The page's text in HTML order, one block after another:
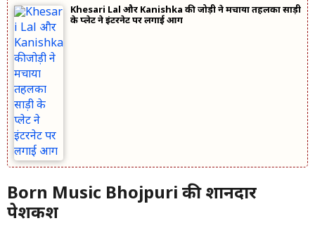
Khesari Lal और Kanishka की जोड़ी ने मचाया तहलका साड़ी
के प्लेट ने इंटरनेट पर लगाई आग
Born Music Bhojpuri की शानदार
पेशकश